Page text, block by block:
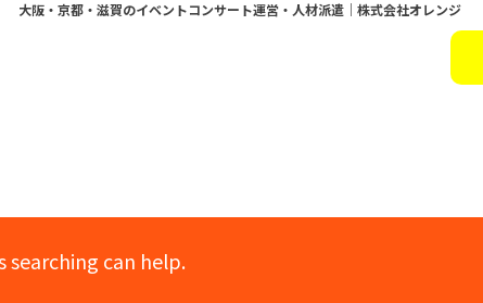
大阪・京都・滋賀のイベントコンサート運営・人材派遣｜株式会社オレンジ
searching can help.